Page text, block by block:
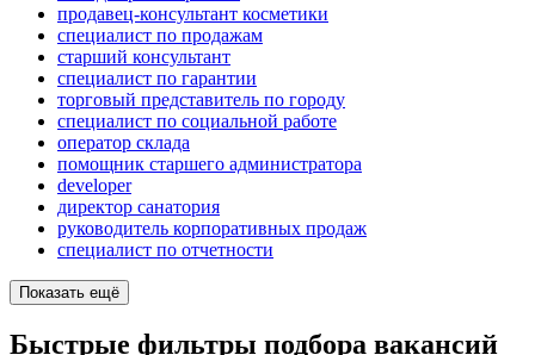
продавец-консультант косметики
специалист по продажам
старший консультант
специалист по гарантии
торговый представитель по городу
специалист по социальной работе
оператор склада
помощник старшего администратора
developer
директор санатория
руководитель корпоративных продаж
специалист по отчетности
Показать ещё
Быстрые фильтры подбора вакансий